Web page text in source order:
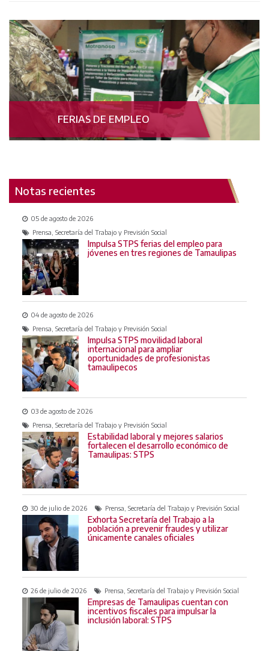
FERIAS DE EMPLEO
Notas recientes
05 de agosto de 2026
Prensa, Secretaría del Trabajo y Previsión Social
Impulsa STPS ferias del empleo para
jóvenes en tres regiones de Tamaulipas
04 de agosto de 2026
Prensa, Secretaría del Trabajo y Previsión Social
Impulsa STPS movilidad laboral
internacional para ampliar
oportunidades de profesionistas
tamaulipecos
03 de agosto de 2026
Prensa, Secretaría del Trabajo y Previsión Social
Estabilidad laboral y mejores salarios
fortalecen el desarrollo económico de
Tamaulipas: STPS
30 de julio de 2026 Prensa, Secretaría del Trabajo y Previsión Social
Exhorta Secretaría del Trabajo a la
población a prevenir fraudes y utilizar
únicamente canales oficiales
26 de julio de 2026 Prensa, Secretaría del Trabajo y Previsión Social
Empresas de Tamaulipas cuentan con
incentivos fiscales para impulsar la
inclusión laboral: STPS